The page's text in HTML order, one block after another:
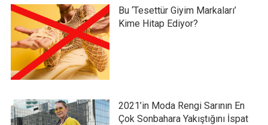
Bu ‘Tesettür Giyim Markaları’
Kime Hitap Ediyor?
2021’in Moda Rengi Sarının En
Çok Sonbahara Yakıştığını İspat